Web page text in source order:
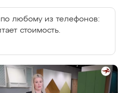
любому из телефонов:
стоимость.